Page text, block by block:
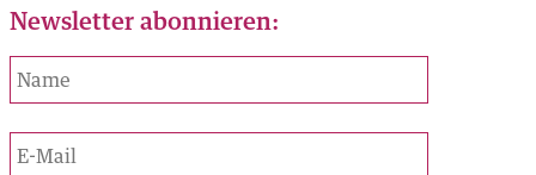
Newsletter abonnieren: